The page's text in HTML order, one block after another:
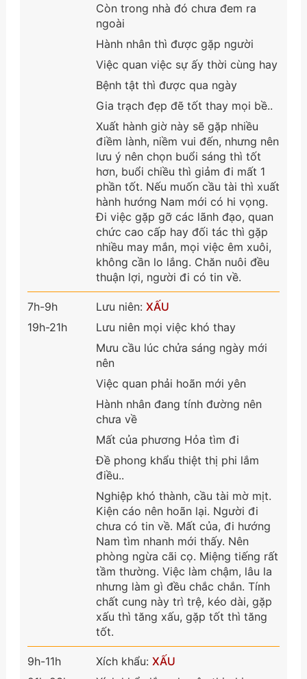
Còn trong nhà đó chưa đem ra
ngoài
Hành nhân thì được gặp người
Việc quan việc sự ấy thời cùng hay
Bệnh tật thì được qua ngày
Gia trạch đẹp đẽ tốt thay mọi bề..
Xuất hành giờ này sẽ gặp nhiều
điềm lành, niềm vui đến, nhưng nên
lưu ý nên chọn buổi sáng thì tốt
hơn, buổi chiều thì giảm đi mất 1
phần tốt. Nếu muốn cầu tài thì xuất
hành hướng Nam mới có hi vọng.
Đi việc gặp gỡ các lãnh đạo, quan
chức cao cấp hay đối tác thì gặp
nhiều may mắn, mọi việc êm xuôi,
không cần lo lắng. Chăn nuôi đều
thuận lợi, người đi có tin về.
7h-9h
19h-21h
Lưu niên: XẤU
Lưu niên mọi việc khó thay
Mưu cầu lúc chửa sáng ngày mới
nên
Việc quan phải hoãn mới yên
Hành nhân đang tính đường nên
chưa về
Mất của phương Hỏa tìm đi
Đề phong khẩu thiệt thị phi lắm
điều..
Nghiệp khó thành, cầu tài mờ mịt.
Kiện cáo nên hoãn lại. Người đi
chưa có tin về. Mất của, đi hướng
Nam tìm nhanh mới thấy. Nên
phòng ngừa cãi cọ. Miệng tiếng rất
tầm thường. Việc làm chậm, lâu la
nhưng làm gì đều chắc chắn. Tính
chất cung này trì trệ, kéo dài, gặp
xấu thì tăng xấu, gặp tốt thì tăng
tốt.
9h-11h
Xích khẩu: XẤU